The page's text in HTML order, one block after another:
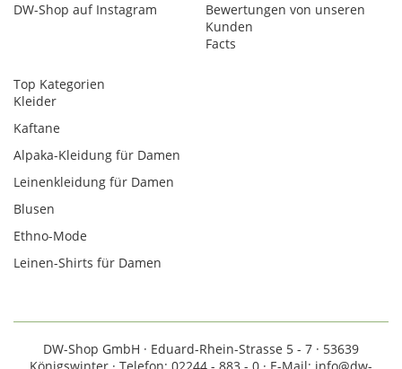
DW-Shop auf Instagram
Bewertungen von unseren
Kunden
Facts
Top Kategorien
Kleider
Kaftane
Alpaka-Kleidung für Damen
Leinenkleidung für Damen
Blusen
Ethno-Mode
Leinen-Shirts für Damen
DW-Shop GmbH · Eduard-Rhein-Strasse 5 - 7 · 53639